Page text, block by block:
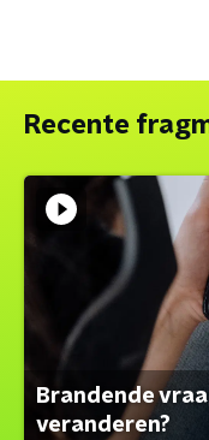
Recente
Brandende
veranderen?